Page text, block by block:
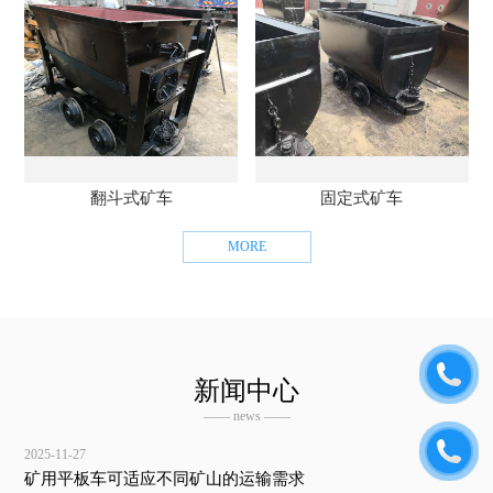
翻斗式矿车 固定式矿车
MORE
新闻中心
—— news ——
2025-11-27
矿用平板车可适应不同矿山的运输需求